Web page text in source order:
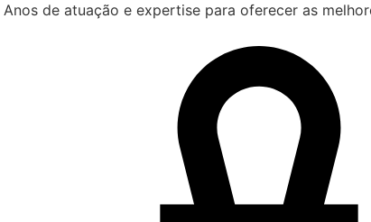
Anos de atuação e expertise para oferecer as